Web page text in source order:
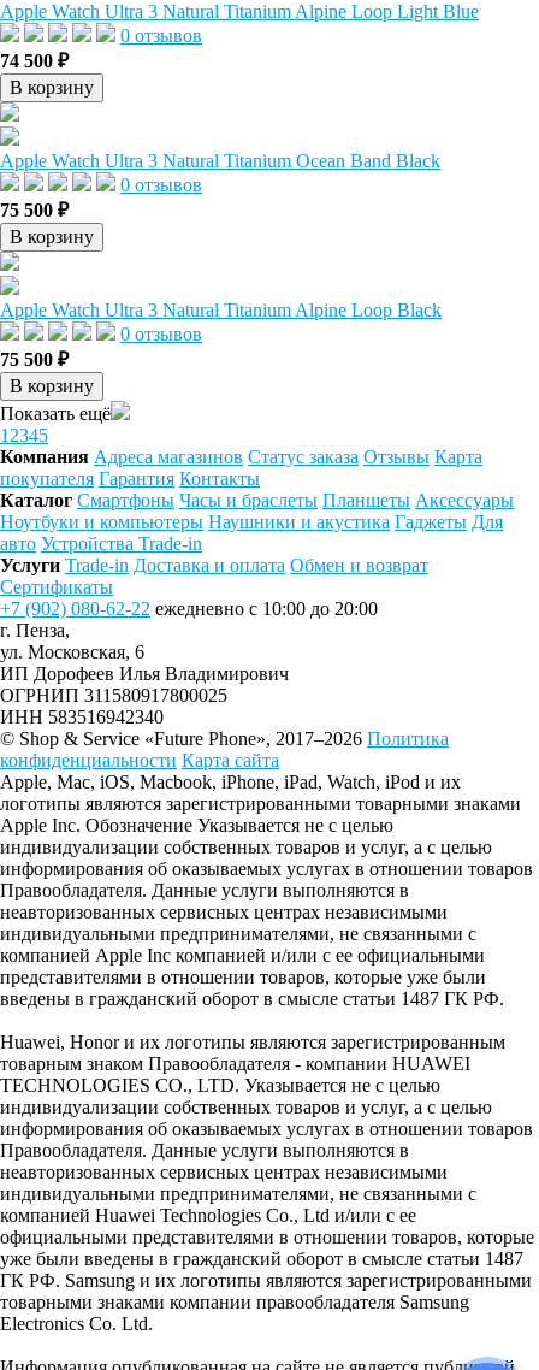
Apple Watch Ultra 3 Natural Titanium Alpine Loop Light Blue
0 отзывов
74 500 ₽
В корзину
Apple Watch Ultra 3 Natural Titanium Ocean Band Black
0 отзывов
75 500 ₽
В корзину
Apple Watch Ultra 3 Natural Titanium Alpine Loop Black
0 отзывов
75 500 ₽
В корзину
Показать ещё
1 2345
Компания Адреса магазинов Статус заказа Отзывы Карта
покупателя Гарантия Контакты
Каталог Смартфоны Часы и браслеты Планшеты Аксессуары
Ноутбуки и компьютеры Наушники и акустика Гаджеты Для
авто Устройства Trade-in
Услуги Trade-in Доставка и оплата Обмен и возврат
Сертификаты
+7 (902) 080-62-22 ежедневно с 10:00 до 20:00
г. Пенза,
ул. Московская, 6
ИП Дорофеев Илья Владимирович
ОГРНИП 311580917800025
ИНН 583516942340
© Shop & Service «Future Phone», 2017–2026 Политика
конфиденциальности Карта сайта
Apple, Mac, iOS, Macbook, iPhone, iPad, Watch, iPod и их
логотипы являются зарегистрированными товарными знаками
Apple Inc. Обозначение Указывается не с целью
индивидуализации собственных товаров и услуг, а с целью
информирования об оказываемых услугах в отношении товаров
Правообладателя. Данные услуги выполняются в
неавторизованных сервисных центрах независимыми
индивидуальными предпринимателями, не связанными с
компанией Apple Inc компанией и/или с ее официальными
представителями в отношении товаров, которые уже были
введены в гражданский оборот в смысле статьи 1487 ГК РФ.
Huawei, Honor и их логотипы являются зарегистрированным
товарным знаком Правообладателя - компании HUAWEI
TECHNOLOGIES CO., LTD. Указывается не с целью
индивидуализации собственных товаров и услуг, а с целью
информирования об оказываемых услугах в отношении товаров
Правообладателя. Данные услуги выполняются в
неавторизованных сервисных центрах независимыми
индивидуальными предпринимателями, не связанными с
компанией Huawei Technologies Co., Ltd и/или с ее
официальными представителями в отношении товаров, которые
уже были введены в гражданский оборот в смысле статьи 1487
ГК РФ. Samsung и их логотипы являются зарегистрированными
товарными знаками компании правообладателя Samsung
Electronics Co. Ltd.